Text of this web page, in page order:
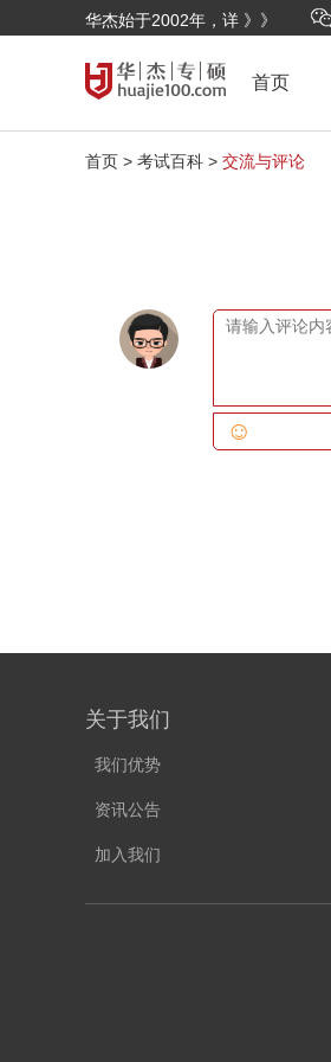
华杰始于2002年，详 》》
首页
首页 > 考试百科 > 交流与评论
☺
关于我们
我们优势
资讯公告
加入我们